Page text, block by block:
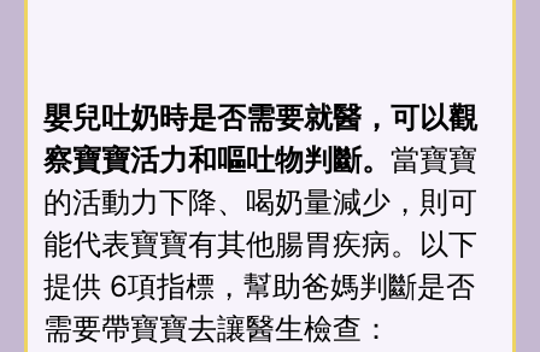
嬰兒吐奶時是否需要就醫，可以觀
察寶寶活力和嘔吐物判斷。當寶寶
的活動力下降、喝奶量減少，則可
能代表寶寶有其他腸胃疾病。以下
提供 6項指標，幫助爸媽判斷是否
需要帶寶寶去讓醫生檢查：